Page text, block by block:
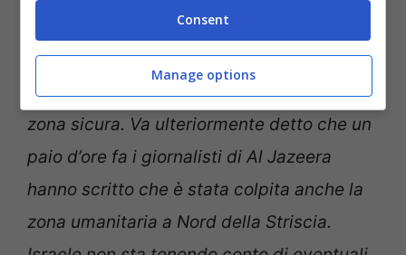
ed effettuato l’attacco in una zona non
umanitaria. Ma sappiamo anche che la
tendopoli per i cittadini di Gaza era una
zona sicura. Va ulteriormente detto che un
paio d’ore fa i giornalisti di Al Jazeera
hanno scritto che è stata colpita anche la
zona umanitaria a Nord della Striscia.
Consent
Manage options